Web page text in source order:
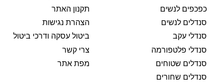
כפכפים לנשים
סנדלים לנשים
סנדלי עקב
סנדלי פלטפורמה
סנדלים שטוחים
סנדלים שחורים
תקנון האתר
הצהרת נגישות
ביטול עסקה ודרכי ביטול
צרי קשר
מפת אתר